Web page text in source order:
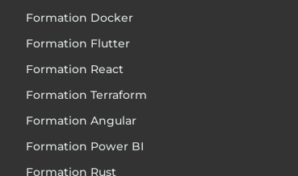
Formation Docker
Formation Flutter
Formation React
Formation Terraform
Formation Angular
Formation Power BI
Formation Rust